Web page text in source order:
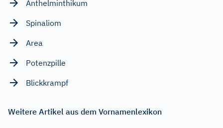
Anthelminthikum
Spinaliom
Area
Potenzpille
Blickkrampf
Weitere Artikel aus dem Vornamenlexikon